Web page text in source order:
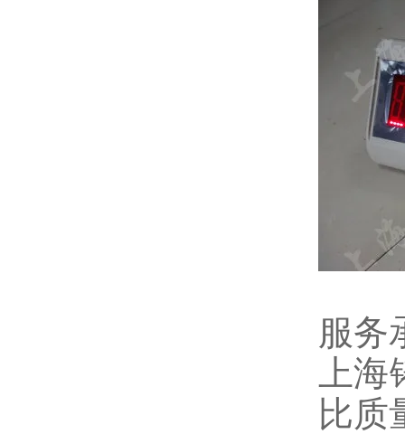
服务
上
比质